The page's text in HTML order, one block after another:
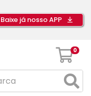
Baixe já nosso APP
0